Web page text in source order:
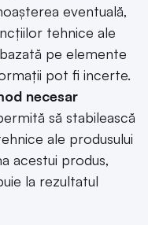
eventuală,
tehnice ale
pe elemente
pot fi incerte.
necesar
să stabilească
ale produsului
acestui produs,
la rezultatul